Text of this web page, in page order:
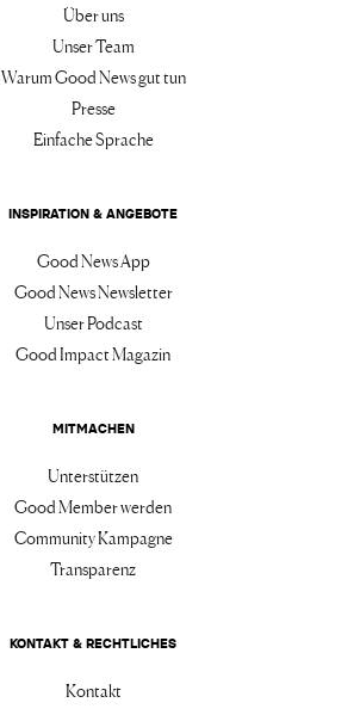
Über uns
Unser Team
Warum Good News gut tun
Presse
Einfache Sprache
INSPIRATION & ANGEBOTE
Good News App
Good News Newsletter
Unser Podcast
Good Impact Magazin
MITMACHEN
Unterstützen
Good Member werden
Community Kampagne
Transparenz
KONTAKT & RECHTLICHES
Kontakt